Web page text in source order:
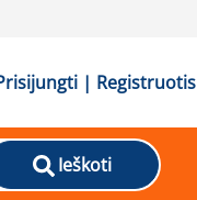
| Registruotis
Ieškoti